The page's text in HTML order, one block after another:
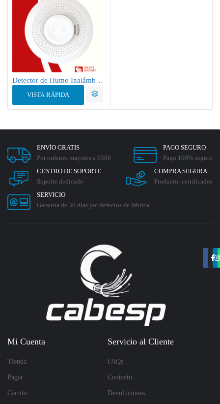
Detector de Humo Inalámbrico ProSeries PROSIXSMOKEV
VISTA RÁPIDA
ENVÍO GRATIS
Por ordenes mayores a $500
PAGO SEGURO
Pago 100% seguro
CENTRO DE SOPORTE
Soporte dedicado
COMPRA SEGURA
Productor certificados
SERVICIO
Garantía de 30 días por defectos de fábrica.
Mi Cuenta
Tienda
Pagar
Carrito
Servicio al Cliente
FAQs
Contacto
Devoluciones